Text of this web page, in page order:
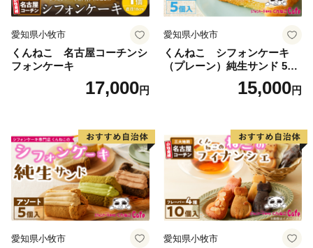
愛知県小牧市
くんねこ 名古屋コーチンシ
フォンケーキ
17,000円
愛知県小牧市
くんねこ シフォンケーキ
（プレーン）純生サンド 5個
15,000円
愛知県小牧市 愛知県小牧市